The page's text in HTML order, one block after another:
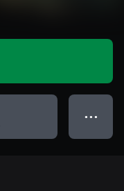
● ● ●